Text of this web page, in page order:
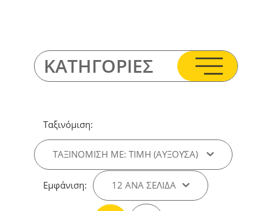
ΚΑΤΗΓΟΡΙΕΣ
Ταξινόμιση:
ΤΑΞΙΝΌΜΙΣΗ ΜΕ: ΤΙΜΉ (ΑΎΞΟΥΣΑ)
Εμφάνιση: 12 ΑΝΑ ΣΕΛΊΔΑ